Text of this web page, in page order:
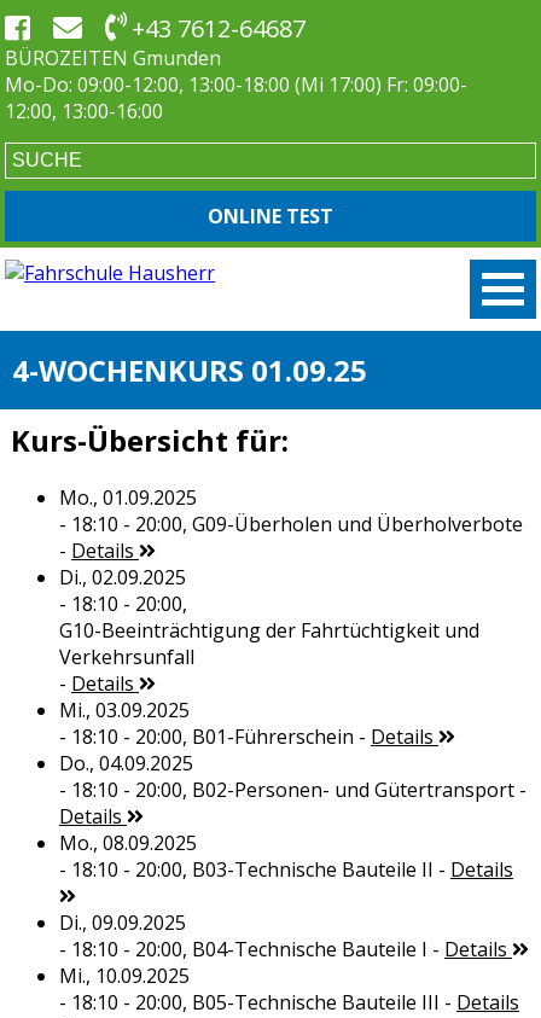
+43 7612-64687
BÜROZEITEN Gmunden
Mo-Do: 09:00-12:00, 13:00-18:00 (Mi 17:00) Fr: 09:00-
12:00, 13:00-16:00
ONLINE TEST
4-WOCHENKURS 01.09.25
Kurs-Übersicht für:
Mo., 01.09.2025
- 18:10 - 20:00, G09-Überholen und Überholverbote
- Details
Di., 02.09.2025
- 18:10 - 20:00,
G10-Beeinträchtigung der Fahrtüchtigkeit und
Verkehrsunfall
- Details
Mi., 03.09.2025
- 18:10 - 20:00, B01-Führerschein - Details
Do., 04.09.2025
- 18:10 - 20:00, B02-Personen- und Gütertransport-
Details
Mo., 08.09.2025
- 18:10 - 20:00, B03-Technische Bauteile II - Details
Di., 09.09.2025
- 18:10 - 20:00, B04-Technische Bauteile I - Details
Mi., 10.09.2025
- 18:10 - 20:00, B05-Technische Bauteile III - Details